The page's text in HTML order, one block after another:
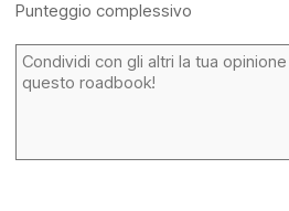
Punteggio complessivo